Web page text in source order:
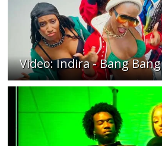
Video: Indira - Bang Bang